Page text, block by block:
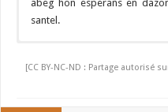
abeg hon esperañs en
santel.
y aurait un invité indésirable
fort conviviale à laquelle
[CC BY-NC-ND : Partage autorisé